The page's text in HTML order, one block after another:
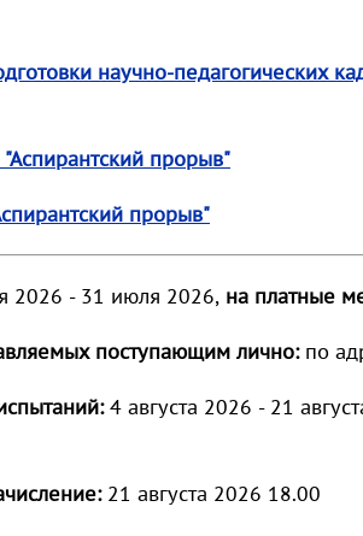
научно-педагогических
прорыв"
прорыв"
2026 - 31 июля 2026, на платные
поступающим лично:по
4 августа 2026 - 21
21 августа 2026 18.00